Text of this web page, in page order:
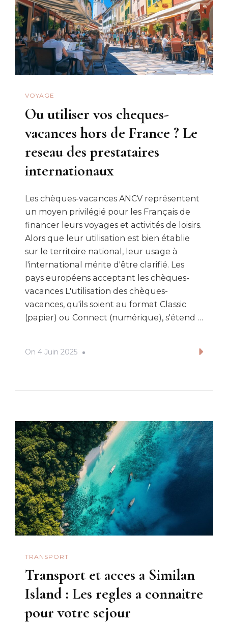
VOYAGE
Ou utiliser vos cheques-
vacances hors de France ? Le
reseau des prestataires
internationaux
Les chèques-vacances ANCV représentent
un moyen privilégié pour les Français de
financer leurs voyages et activités de loisirs.
Alors que leur utilisation est bien établie
sur le territoire national, leur usage à
l'international mérite d'être clarifié. Les
pays européens acceptant les chèques-
vacances L'utilisation des chèques-
vacances, qu'ils soient au format Classic
(papier) ou Connect (numérique), s'étend …
On 4 Juin 2025
TRANSPORT
Transport et acces a Similan
Island : Les regles a connaitre
pour votre sejour